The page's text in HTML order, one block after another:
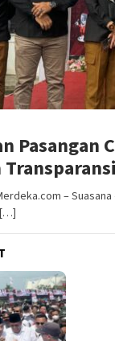
Pasangan
–
[…]